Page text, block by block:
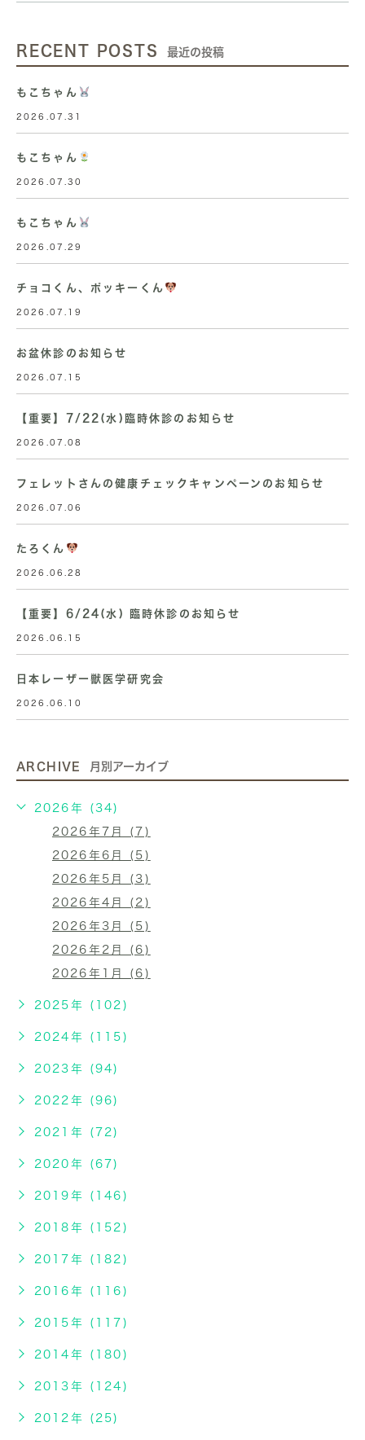
RECENT POSTS 最近の投稿
もこちゃん
2026.07.31
もこちゃん
2026.07.30
もこちゃん
2026.07.29
チョコくん、ポッキーくん
2026.07.19
お盆休診のお知らせ
2026.07.15
【重要】7/22(水)臨時休診のお知らせ
2026.07.08
フェレットさんの健康チェックキャンペーンのお知らせ
2026.07.06
たろくん
2026.06.28
【重要】6/24(水) 臨時休診のお知らせ
2026.06.15
日本レーザー獣医学研究会
2026.06.10
ARCHIVE 月別アーカイブ
2026年 (34)
2026年7月 (7)
2026年6月 (5)
2026年5月 (3)
2026年4月 (2)
2026年3月 (5)
2026年2月 (6)
2026年1月 (6)
2025年 (102)
2024年 (115)
2023年 (94)
2022年 (96)
2021年 (72)
2020年 (67)
2019年 (146)
2018年 (152)
2017年 (182)
2016年 (116)
2015年 (117)
2014年 (180)
2013年 (124)
2012年 (25)